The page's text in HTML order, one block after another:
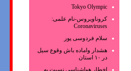
Tokyo Olympic
کروناویروس‌-نام علمی:
Coronaviruses
سلام فردوسی پور
هشدار واماده باش وقوع سیل
در ۱۰ استان
اخطار هواشناسی نسبت به